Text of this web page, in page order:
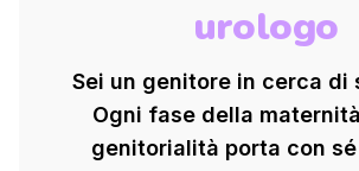
urologo
Sei un genitore in cerca di
Ogni fase della
genitorialità porta con